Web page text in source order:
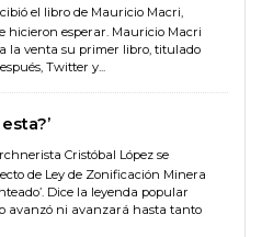
el libro de Mauricio Macri,
hicieron esperar. Mauricio Macri
la venta su primer libro, titulado
Twitter y...
Cristóbal López se
de Ley de Zonificación Minera
Dice la leyenda popular
avanzó ni avanzará hasta tanto